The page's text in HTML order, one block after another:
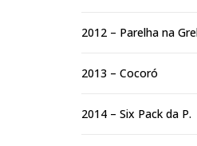
2012 – Parelha na
2013 – Cocoró
2014 – Six Pack da P.